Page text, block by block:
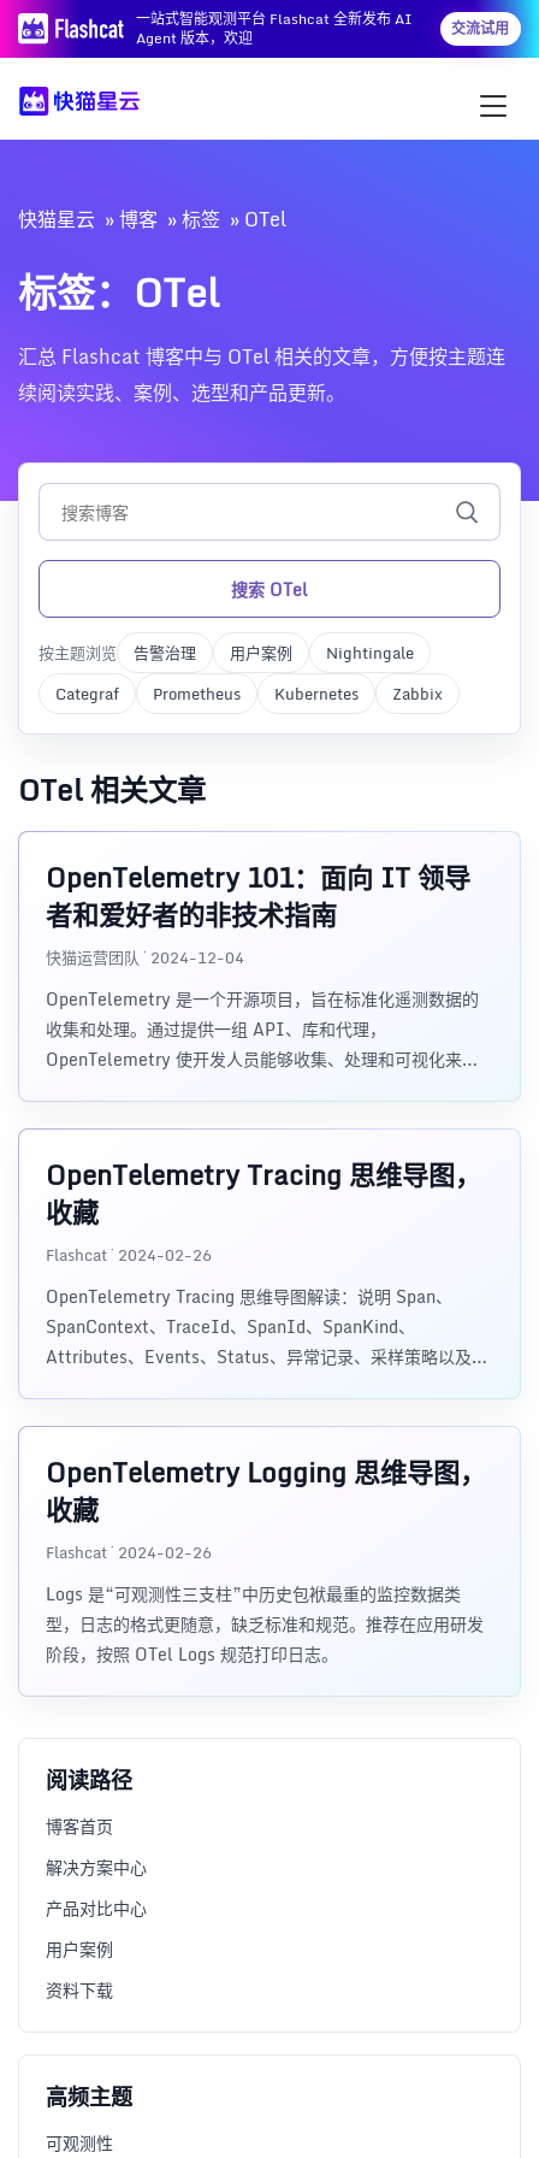
一站式智能观测平台 Flashcat 全新发布 AI
Agent 版本，欢迎
交流试用
快猫星云 博客 标签 OTel
标签：OTel
汇总 Flashcat 博客中与 OTel 相关的文章，方便按主题连
续阅读实践、案例、选型和产品更新。
搜索 OTel
按主题浏览 告警治理 用户案例
Nightingale
Categraf
Prometheus Kubernetes Zabbix
OTel 相关文章
OpenTelemetry 101：面向 IT 领导
者和爱好者的非技术指南
快猫运营团队 · 2024-12-04
OpenTelemetry 是一个开源项目，旨在标准化遥测数据的
收集和处理。通过提供一组 API、库和代理，
OpenTelemetry 使开发人员能够收集、处理和可视化来自
OpenTelemetry Tracing 思维导图，
收藏
Flashcat · 2024-02-26
OpenTelemetry Tracing 思维导图解读：说明 Span、
SpanContext、TraceId、SpanId、SpanKind、
Attributes、Events、Status、异常记录、采样策略以及通
OpenTelemetry Logging 思维导图，
收藏
Flashcat · 2024-02-26
Logs 是“可观测性三支柱”中历史包袱最重的监控数据类
型，日志的格式更随意，缺乏标准和规范。推荐在应用研发
阶段，按照 OTel Logs 规范打印日志。
阅读路径
博客首页
解决方案中心
产品对比中心
用户案例
资料下载
高频主题
可观测性